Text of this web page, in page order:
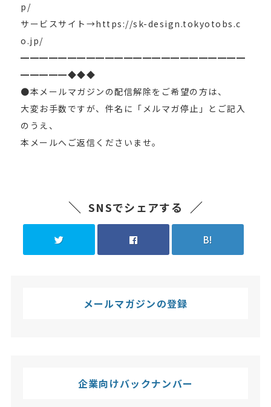
p/
サービスサイト→https://sk-design.tokyotobs.c
o.jp/
━━━━━━━━━━━━━━━━━━━━━━━━
━━━━━◆◆◆
●本メールマガジンの配信解除をご希望の方は、
大変お手数ですが、件名に「メルマガ停止」とご記入
のうえ、
本メールへご返信くださいませ。
SNSでシェアする
B!
メールマガジンの登録
企業向けバックナンバー